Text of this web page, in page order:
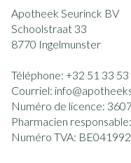
Apotheek Seurinck BV
Schoolstraat 33
8770 Ingelmunster
Téléphone: +32 51 33 53
Courriel: info@
Numéro de licence:
Pharmacien responsable:
Numéro TVA: